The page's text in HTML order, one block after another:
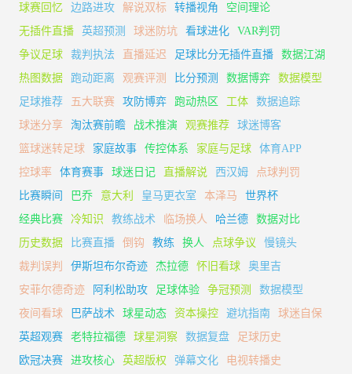
球赛回忆
边路进攻 解说双标 转播视角
空间理论
无插件直播
英超预测 球迷防坑 看球进化
VAR判罚
争议足球
裁判执法 直播延迟 足球比分无插件直播
数据江湖
热图数据
跑动距离 观赛评测 比分预测 数据博弈
数据模型
足球推荐
五大联赛 攻防博弈 跑动热区 工体
数据追踪
球迷分享
淘汰赛前瞻 战术推演 观赛推荐
球迷博客
篮球迷转足球
家庭故事 传控体系 家庭与足球
体育APP
控球率
体育赛事 球迷日记 直播解说 西汉姆
点球判罚
比赛瞬间
巴乔 意大利 皇马更衣室 本泽马
世界杯
经典比赛
冷知识 教练战术 临场换人 哈兰德
数据对比
历史数据
比赛直播 倒钩 教练 换人 点球争议
慢镜头
裁判误判
伊斯坦布尔奇迹 杰拉德 怀旧看球
奥里吉
安菲尔德奇迹
阿利松助攻 足球体验 争冠预测
数据模型
夜间看球
巴萨战术 球星动态 资本操控 避坑指南
球迷自保
英超观赛
老特拉福德 球星洞察 数据复盘
足球历史
欧冠决赛
进攻核心 英超版权 弹幕文化
电视转播史